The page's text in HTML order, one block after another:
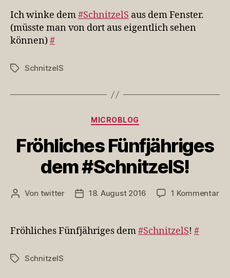
dem
#SchnitzelS
aus
Ich winke dem#SchnitzelS aus dem Fenster.
(müsste man von dort aus eigentlich sehen
können)#
Schlagwörter
SchnitzelS
Kategorien
MICROBLOG
Fröhliches Fünfjähriges
dem #SchnitzelS!
Beitragsautor
Von twitter Veröffentlichungsdatum
18. August 2016 1 Kommentarzu
Fröhliches Fünfjähriges dem#SchnitzelS! #
Schlagwörter
SchnitzelS